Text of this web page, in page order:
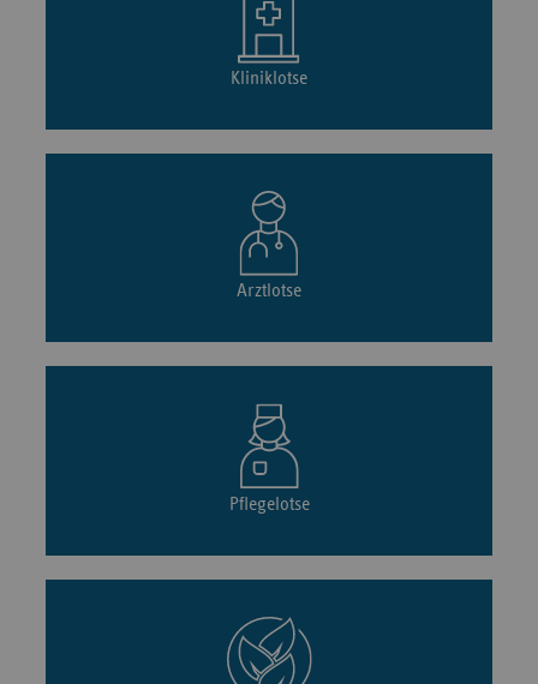
Kliniklotse
Arztlotse
Pflegelotse